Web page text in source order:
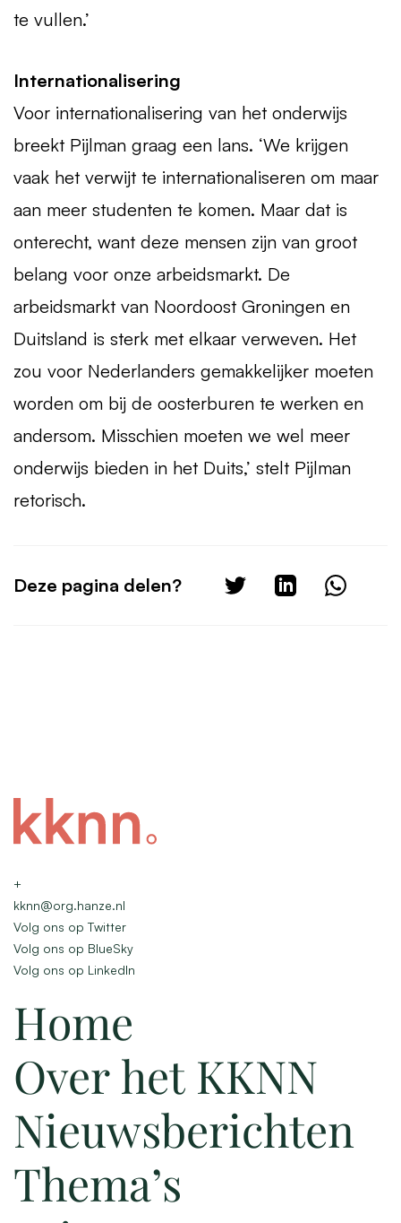
te vullen.’
Internationalisering
Voor internationalisering van het onderwijs
breekt Pijlman graag een lans. ‘We krijgen
vaak het verwijt te internationaliseren om maar
aan meer studenten te komen. Maar dat is
onterecht, want deze mensen zijn van groot
belang voor onze arbeidsmarkt. De
arbeidsmarkt van Noordoost Groningen en
Duitsland is sterk met elkaar verweven. Het
zou voor Nederlanders gemakkelijker moeten
worden om bij de oosterburen te werken en
andersom. Misschien moeten we wel meer
onderwijs bieden in het Duits,’ stelt Pijlman
retorisch.
Deze pagina delen?
+
kknn@org.hanze.nl
Volg ons op Twitter
Volg ons op BlueSky
Volg ons op LinkedIn
Home
Over het KKNN
Nieuwsberichten
Thema’s